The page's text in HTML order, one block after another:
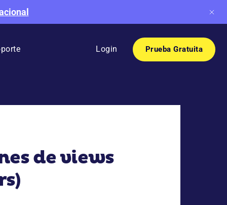
Login Prueba Gratuita
de views